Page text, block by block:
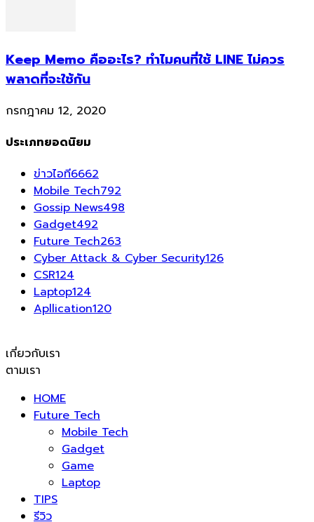
Keep Memo คืออะไร? ทำไมคนที่ใช้ LINE ไม่ควร
พลาดที่จะใช้กัน
กรกฎาคม 12, 2020
ประเภทยอดนิยม
ข่าวไอที6662
Mobile Tech792
Gossip News498
Gadget492
Future Tech263
Cyber Attack & Cyber Security126
CSR124
Laptop124
Apllication120
เกี่ยวกับเรา
ตามเรา
HOME
Future Tech
Mobile Tech
Gadget
Game
Laptop
TIPS
รีวิว